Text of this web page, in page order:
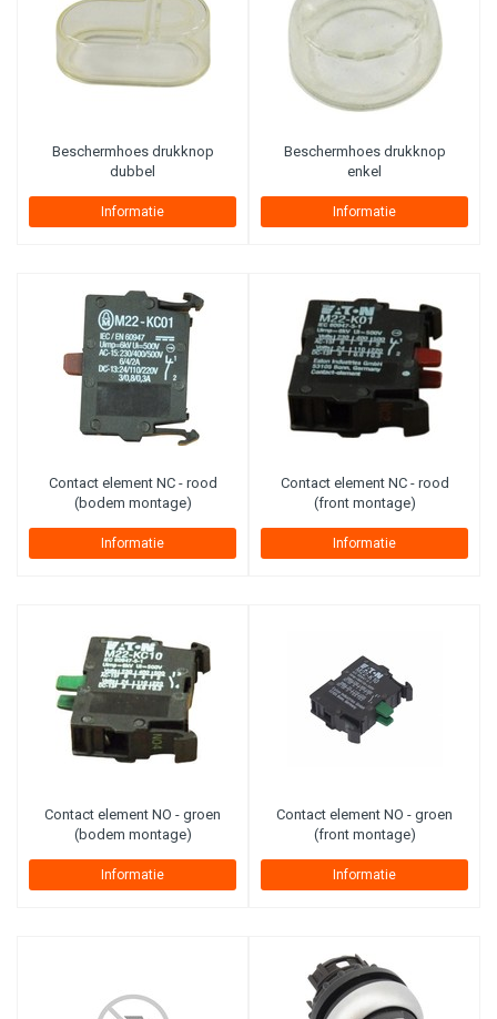
Beschermhoes drukknop
dubbel
Informatie
Beschermhoes drukknop
enkel
Informatie
Contact element NC - rood
(bodem montage)
Informatie
Contact element NC - rood
(front montage)
Informatie
Contact element NO - groen
(bodem montage)
Informatie
Contact element NO - groen
(front montage)
Informatie